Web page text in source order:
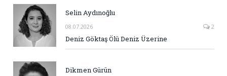
Selin Aydınoğlu
08.07.2026 2
Deniz Göktaş Ölü Deniz Üzerine
Dikmen Gürün